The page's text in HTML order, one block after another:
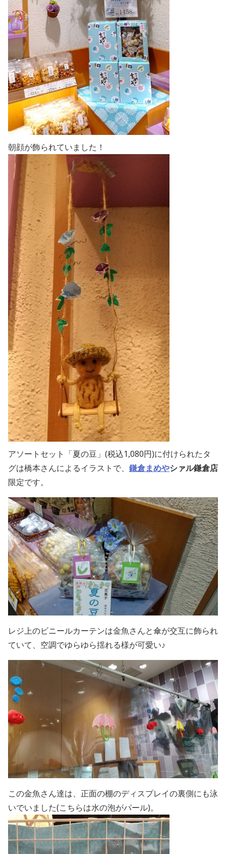
朝顔が飾られていました！
アソートセット「夏の豆」(税込1,080円)に付けられたタ
グは橋本さんによるイラストで、 鎌倉まめやシァル鎌倉店
限定です。
レジ上のビニールカーテンは金魚さんと傘が交互に飾られ
ていて、空調でゆらゆら揺れる様が可愛い♪
この金魚さん達は、正面の棚のディスプレイの裏側にも泳
いでいました(こちらは水の泡がパール)。